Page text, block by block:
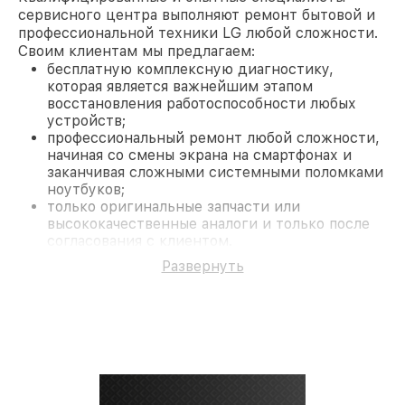
сервисного центра выполняют ремонт бытовой и
профессиональной техники LG любой сложности.
Своим клиентам мы предлагаем:
бесплатную комплексную диагностику,
которая является важнейшим этапом
восстановления работоспособности любых
устройств;
профессиональный ремонт любой сложности,
начиная со смены экрана на смартфонах и
заканчивая сложными системными поломками
ноутбуков;
только оригинальные запчасти или
высококачественные аналоги и только после
согласования с клиентом.
На все работы и замененные комплектующие
предоставляется длительная гарантия. В случае
Развернуть